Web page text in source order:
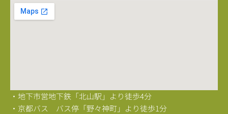
・地下市営地下鉄「北山駅」より徒歩4分
・京都バス バス停「野々神町」より徒歩1分